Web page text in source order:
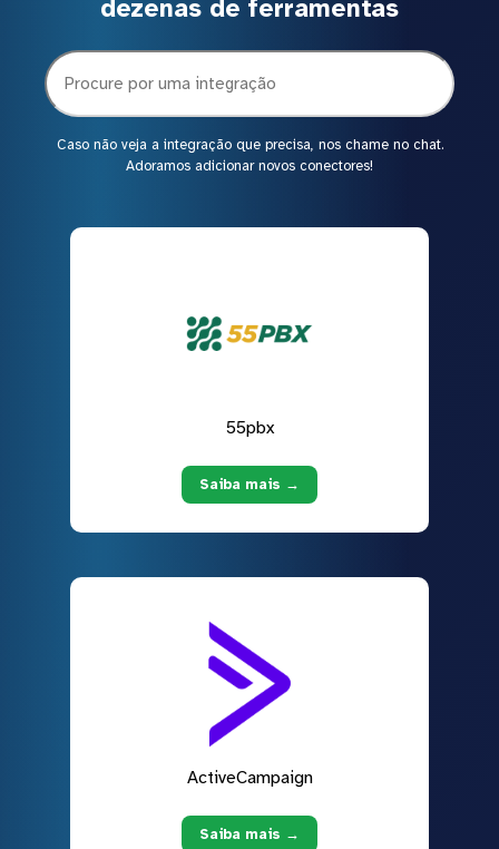
dezenas de ferramentas
Caso não veja a integração que precisa, nos chame no chat.
Adoramos adicionar novos conectores!
55pbx
Saiba mais →
ActiveCampaign
Saiba mais →